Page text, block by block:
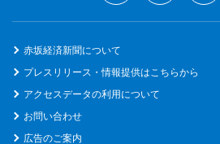
赤坂経済新聞について
プレスリリース・情報提供はこちらから
アクセスデータの利用について
お問い合わせ
広告のご案内